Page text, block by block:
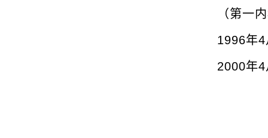
（第一
1996年4
2000年4